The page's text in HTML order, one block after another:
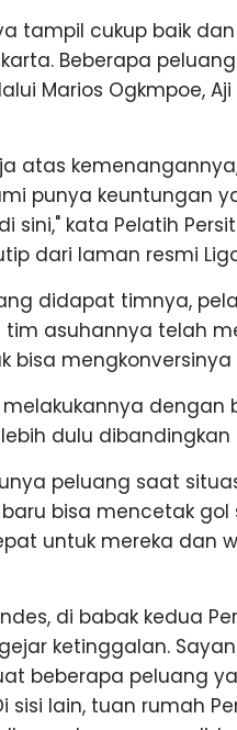
tampil cukup baik
Beberapa
Marios Ogkmpoe,
atas
punya keuntungan
sini," kata Pelatih
dari laman resmi
didapat timnya,
asuhannya telah
bisa
dengan
dulu dibandingkan
peluang saat
bisa mencetak
untuk mereka dan
di babak kedua
ketinggalan.
beberapa peluang
sisi lain, tuan rumah